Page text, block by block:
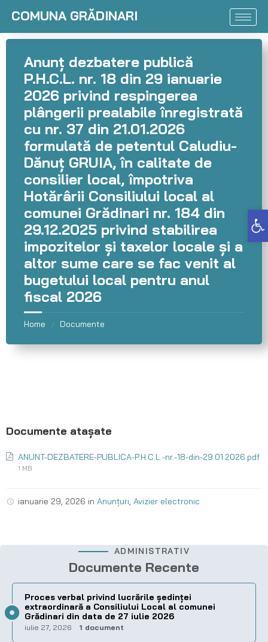
Deschide bara de unelte
COMUNA GRĂDINARI
Anunț dezbatere publică
P.H.C.L. nr. 18 din 29 ianuarie
2026 privind respingerea
plângerii prealabile înregistrată
cu nr. 37 din 21.01.2026
formulată de petentul Caludiu-
Dănuț GRUIA, în calitate de
consilier local, împotriva
Hotărârii Consiliului local al
comunei Grădinari nr. 184 din
29.12.2025 privind stabilirea
impozitelor și taxelor locale și a
altor sume care se fac venit al
bugetului local pentru anul
fiscal 2026
Home / Documente
ANUNT-DEZBATERE-PUBLICA-P.H.C.L.-nr.-18-din-29.01.2026.pdf
1 MB
ianuarie 29, 2026 in Anunțuri, Avizier electronic
ADMINISTRATIV
Documente Recente
Proces verbal privind lucrările ședinței
extraordinară a Consiliului Local al comunei
Grădinari din data de 27 iulie 2026
iulie 27, 2026 1 document